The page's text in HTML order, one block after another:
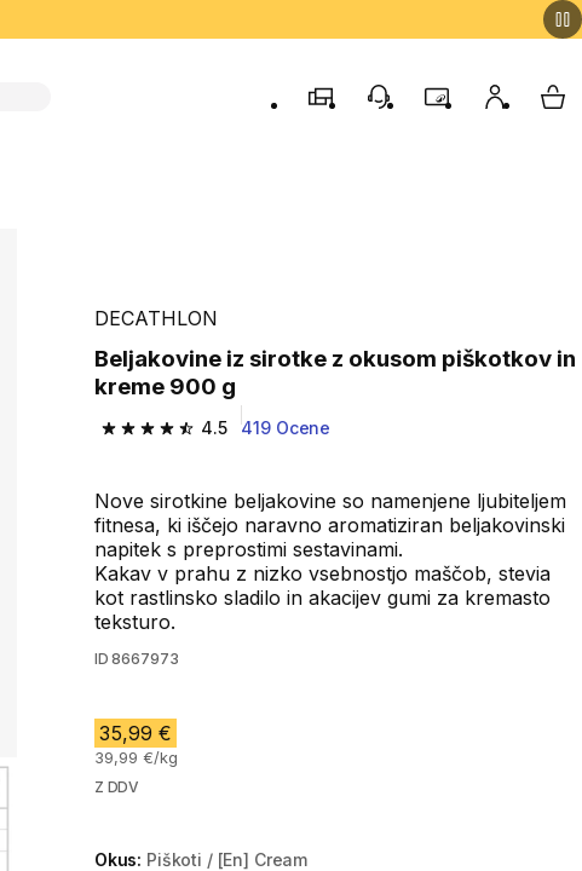
TrgovinePodporo strankam
ProgramMoj račun
DECATHLON
Beljakovine iz sirotke z okusom piškotkov in
kreme 900 g
4.5
4.5 od 5 zvezdic from 419 ocene
419 Ocene
Nove sirotkine beljakovine so namenjene ljubiteljem
fitnesa, ki iščejo naravno aromatiziran beljakovinski
napitek s preprostimi sestavinami.
Kakav v prahu z nizko vsebnostjo maščob, stevia
kot rastlinsko sladilo in akacijev gumi za kremasto
teksturo.
ID 8667973
35,99 €
39,99 €/kg
Z DDV
Okus: Piškoti / [En] Cream